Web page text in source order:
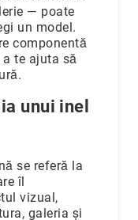
— poate
un model.
componentă
te ajuta să
unui inel
se referă la
îl
vizual,
galeria și